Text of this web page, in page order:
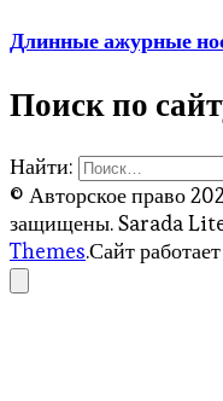
Длинные ажурные
Поиск по
Найти:
© Авторское право
защищены.Sarada
Themes.Сайт